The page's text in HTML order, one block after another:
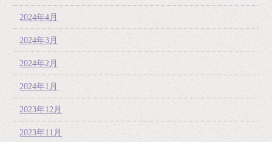
2024年4月
2024年3月
2024年2月
2024年1月
2023年12月
2023年11月